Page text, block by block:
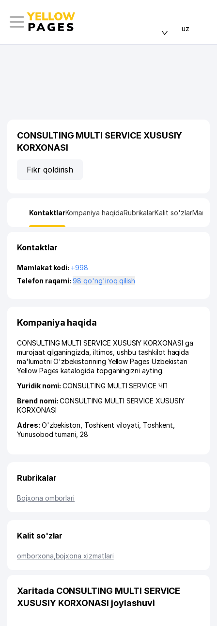
uz
CONSULTING MULTI SERVICE XUSUSIY
KORXONASI
Fikr qoldirish
KontaktlarKompaniya haqidaRubrikalarKalit so'zlarManzil
Kontaktlar
Mamlakat kodi: +998
Telefon raqami:
98 qo'ng'iroq qilish
Kompaniya haqida
CONSULTING MULTI SERVICE XUSUSIY KORXONASI ga
murojaat qilganingizda, iltimos, ushbu tashkilot haqida
ma'lumotni O'zbekistonning Yellow Pages Uzbekistan
Yellow Pages katalogida topganingizni ayting.
Yuridik nomi:CONSULTING MULTI SERVICE ЧП
Brend nomi:CONSULTING MULTI SERVICE XUSUSIY
KORXONASI
Adres: O'zbekiston, Toshkent viloyati Toshkent
Yunusobod tumani , 28
Rubrikalar
Bojxona omborlari
Kalit so'zlar
omborxona bojxona xizmatlari
Xaritada CONSULTING MULTI SERVICE
XUSUSIY KORXONASI joylashuvi